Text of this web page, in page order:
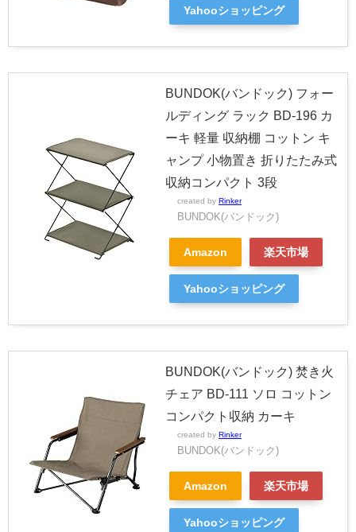
Yahooショッピング
BUNDOK(バンドック) フォー
ルディング ラック BD-196 カ
ーキ 軽量 収納棚 コットン キ
ャンプ 小物置き 折りたたみ式
収納コンパクト 3段
created by Rinker
BUNDOK(バンドック)
Amazon 楽天市場
Yahooショッピング
BUNDOK(バンドック) 焚き火
チェア BD-111 ソロ コットン
コンパクト収納 カーキ
created by Rinker
BUNDOK(バンドック)
Amazon 楽天市場
Yahooショッピング